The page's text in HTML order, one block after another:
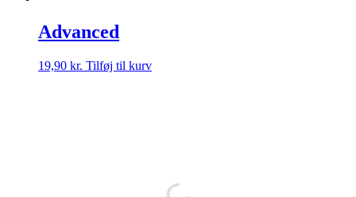
Advanced
19,90 kr. Tilføj til kurv